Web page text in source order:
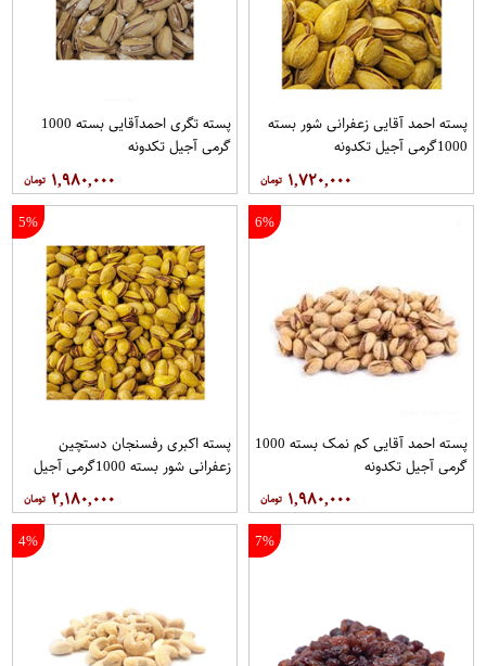
پسته احمد آقایی زعفرانی شور بسته
1000گرمی آجیل تکدونه
۱,۷۲۰,۰۰۰
پسته تگری احمدآقایی بسته 1000
گرمی آجیل تکدونه
۱,۹۸۰,۰۰۰
6%
پسته احمد آقایی کم نمک بسته 1000
گرمی آجیل تکدونه
۱,۹۸۰,۰۰۰
5%
پسته اکبری رفسنجان دستچین
زعفرانی شور بسته 1000گرمی آجیل
۲,۱۸۰,۰۰۰
7%
4%